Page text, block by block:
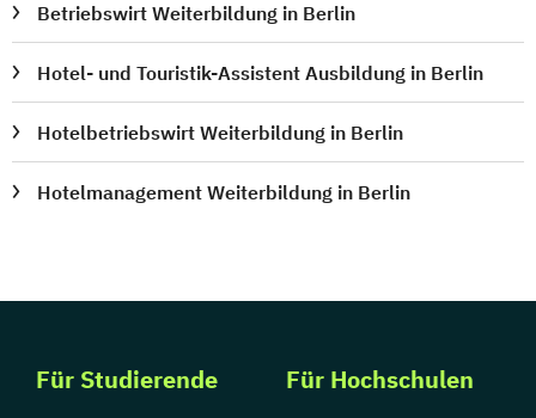
Betriebswirt Weiterbildung in Berlin
Hotel- und Touristik-Assistent Ausbildung in Berlin
Hotelbetriebswirt Weiterbildung in Berlin
Hotelmanagement Weiterbildung in Berlin
Für Studierende Für Hochschulen